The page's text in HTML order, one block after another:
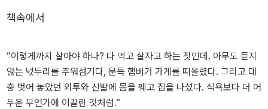
책속에서
“이렇게까지 살아야 하나? 다 먹고 살자고 하는 짓인데. 아무도 듣지
않는 넋두리를 주워섬기다, 문득 햄버거 가게를 떠올렸다. 그리고 대
충 벗어 놓았던 외투와 신발에 몸을 꿰고 집을 나섰다. 식욕보다 더 어
두운 무언가에 이끌린 것처럼.”